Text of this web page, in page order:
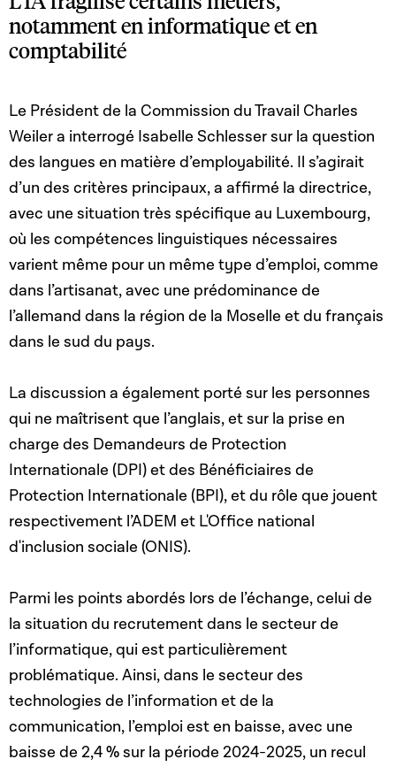
notamment en informatique et en
comptabilité
Le Président de la Commission du Travail Charles
Weilera interrogé Isabelle Schlesser sur la question
des langues en matière d’employabilité. Il s’agirait
d’un des critères principaux, a affirmé la directrice,
avec une situation très spécifique au Luxembourg,
où les compétences linguistiques nécessaires
varient même pour un même type d’emploi, comme
dans l’artisanat, avec une prédominance de
l’allemand dans la région de la Moselle et du français
dans le sud du pays.
La discussion a également porté sur les personnes
qui ne maîtrisent que l’anglais, et sur la prise en
charge des Demandeurs de Protection
Internationale (DPI) et des Bénéficiaires de
Protection Internationale (BPI), et du rôle que jouent
respectivement l’ADEM et L'Office national
d'inclusion sociale (ONIS).
Parmi les points abordés lors de l’échange, celui de
la situation du recrutement dans le secteur de
l’informatique, qui est particulièrement
problématique. Ainsi, dans le secteur des
technologies de l’information et de la
communication, l’emploi est en baisse, avec une
baisse de 2,4 % sur la période 2024-2025, un recul